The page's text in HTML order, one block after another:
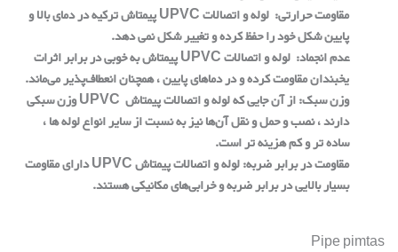
مقاومت حرارتی: لوله و اتصالاتUPVCپیمتاش ترکیه در دمای بالا و
پایین شکل خود را حفظ کرده و تغییر شکل نمی دهد.
عدم انجماد: لوله و اتصالاتUPVCپیمتاش به خوبی در برابر اثرات
یخبندان مقاومت کرده و در دماهای پایین ، همچنان انعطاف‌پذیر می‌ماند.
وزن سبک:از آن جایی که لوله‌ و اتصالات پیمتاش UPVCوزن سبکی
دارند ، نصب و حمل و نقل آن‌ها نیز به نسبت از سایر انواع لوله ها ،
ساده تر و کم هزینه تر است.
مقاومت در برابر ضربه:لوله و اتصالات پیمتاشUPVCدارای مقاومت
بسیار بالایی در برابر ضربه و خرابی‌های مکانیکی هستند.
Pipe pimtas